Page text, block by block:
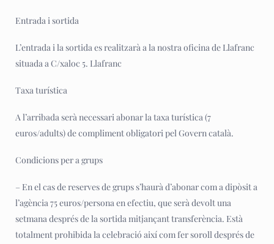
Entrada i sortida
L’entrada i la sortida es realitzarà a la nostra oficina de Llafranc
situada a C/xaloc 5. Llafranc
Taxa turística
A l’arribada serà necessari abonar la taxa turística (7
euros/adults) de compliment obligatori pel Govern català.
Condicions per a grups
– En el cas de reserves de grups s’haurà d’abonar com a dipòsit a
l’agència 75 euros/persona en efectiu, que serà devolt una
setmana després de la sortida mitjançant transferència. Està
totalment prohibida la celebració així com fer soroll després de